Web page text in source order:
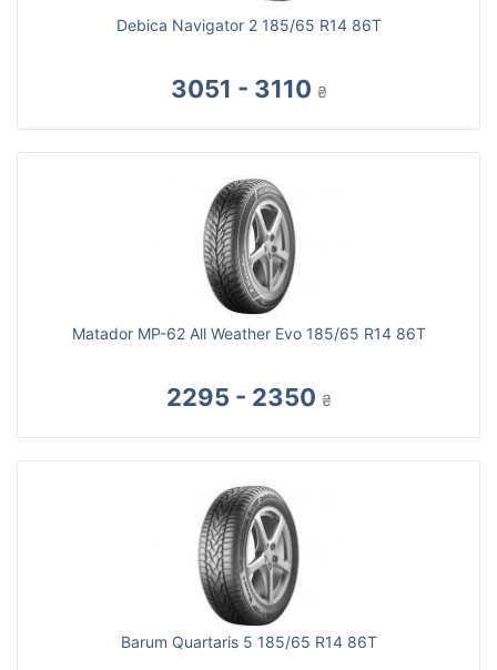
Debica Navigator 2 185/65 R14 86T
3051 - 3110 ₴
Matador MP-62 All Weather Evo 185/65 R14 86T
2295 - 2350 ₴
Barum Quartaris 5 185/65 R14 86T